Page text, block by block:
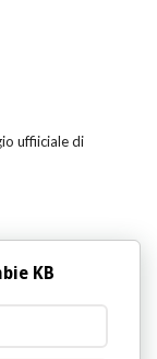
uffiiciale di
KB